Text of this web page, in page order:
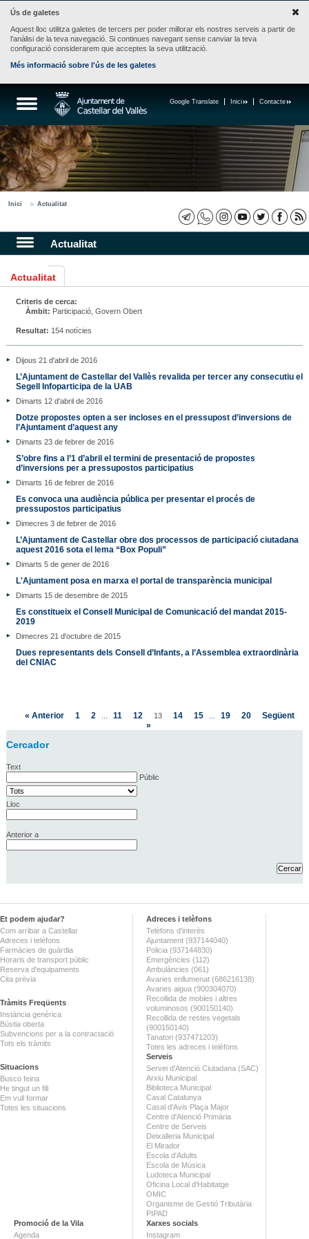
Ús de galetes
Aquest lloc utilitza galetes de tercers per poder millorar els nostres serveis a partir de
l'anàlisi de la teva navegació. Si continues navegant sense canviar la teva
configuració considerarem que acceptes la seva utilització.
Més informació sobre l'ús de les galetes
Contacte
Inici
Google Translate
Inici Actualitat
Actualitat
Actualitat
Criteris de cerca:
Àmbit: Participació, Govern Obert
Resultat: 154 notícies
Dijous 21 d'abril de 2016
L’Ajuntament de Castellar del Vallès revalida per tercer any consecutiu el
Segell Infoparticipa de la UAB
Dimarts 12 d'abril de 2016
Dotze propostes opten a ser incloses en el pressupost d’inversions de
l’Ajuntament d’aquest any
Dimarts 23 de febrer de 2016
S’obre fins a l’1 d’abril el termini de presentació de propostes
d’inversions per a pressupostos participatius
Dimarts 16 de febrer de 2016
Es convoca una audiència pública per presentar el procés de
pressupostos participatius
Dimecres 3 de febrer de 2016
L’Ajuntament de Castellar obre dos processos de participació ciutadana
aquest 2016 sota el lema “Box Populi”
Dimarts 5 de gener de 2016
L'Ajuntament posa en marxa el portal de transparència municipal
Dimarts 15 de desembre de 2015
Es constitueix el Consell Municipal de Comunicació del mandat 2015-
2019
Dimecres 21 d'octubre de 2015
Dues representants dels Consell d’Infants, a l’Assemblea extraordinària
del CNIAC
« Anterior 1 2 11 12 13 14 15 19 20
Següent
»
Cercador
Text
Públic
Lloc
Anterior a
Et podem ajudar?
Com arribar a Castellar
Adreces i telèfons
Farmàcies de guàrdia
Horaris de transport públic
Reserva d'equipaments
Cita prèvia
Tràmits Freqüents
Instància genèrica
Bústia oberta
Subvencions per a la contractació
Tots els tràmits
Situacions
Busco feina
He tingut un fill
Em vull formar
Totes les situacions
Adreces i telèfons
Telèfons d'interès
Ajuntament (937144040)
Policia (937144830)
Emergències (112)
Ambulàncies (061)
Avaries enllumenat (686216138)
Avaries aigua (900304070)
Recollida de mobles i altres
voluminosos (900150140)
Recollida de restes vegetals
(900150140)
Tanatori (937471203)
Totes les adreces i telèfons
Serveis
Servei d'Atenció Ciutadana (SAC)
Arxiu Municipal
Biblioteca Municipal
Casal Catalunya
Casal d'Avis Plaça Major
Centre d'Atenció Primària
Centre de Serveis
Deixalleria Municipal
El Mirador
Escola d'Adults
Escola de Música
Ludoteca Municipal
Oficina Local d'Habitatge
OMIC
Organisme de Gestió Tributària
PIPAD
Promoció de la Vila
Agenda
Xarxes socials
Instagram